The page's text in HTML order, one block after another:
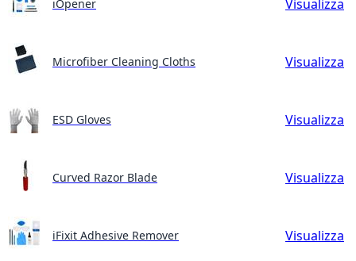
iOpener Visualizza
Microfiber Cleaning Cloths Visualizza
ESD Gloves Visualizza
Curved Razor Blade Visualizza
iFixit Adhesive Remover Visualizza